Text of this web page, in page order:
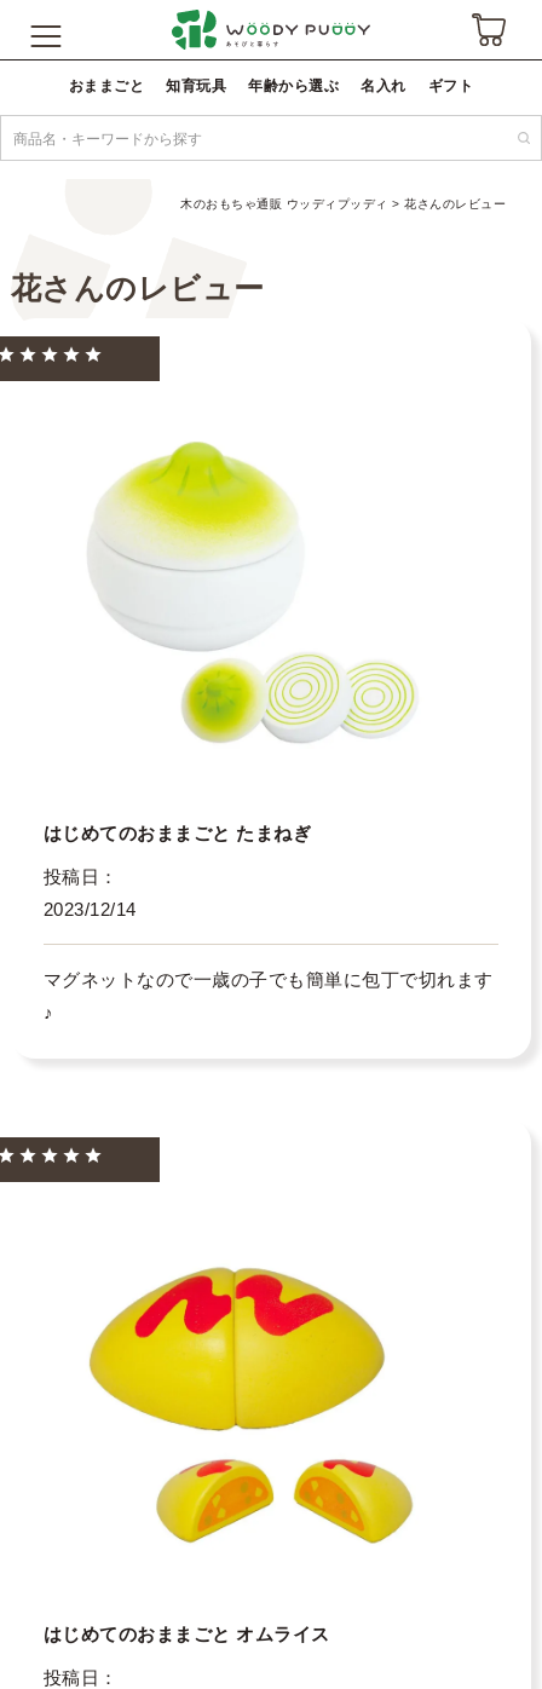
おままごと 知育玩具 年齢から選ぶ 名入れ ギフト
木のおもちゃ通販 ウッディプッディ 花さんのレビュー
花さんのレビュー
はじめてのおままごと たまねぎ
投稿日
2023/12/14
マグネットなので一歳の子でも簡単に包丁で切れます
♪
はじめてのおままごと オムライス
投稿日